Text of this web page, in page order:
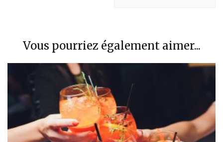
Vous pourriez également aimer...